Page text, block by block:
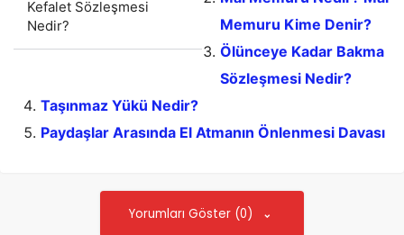
Kefalet Sözleşmesi
Nedir?
Memuru Kime Denir?
Ölünceye Kadar Bakma
Sözleşmesi Nedir?
Taşınmaz Yükü Nedir?
Paydaşlar Arasında El Atmanın Önlenmesi Davası
Yorumları Göster (0)